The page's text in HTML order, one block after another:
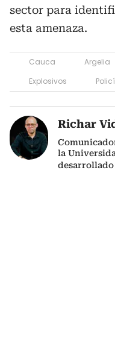
sector para
esta amenaza.
Cauca Argelia
Explosivos
Richar
la